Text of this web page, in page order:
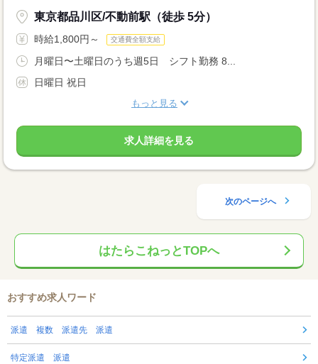
東京都品川区/不動前駅（徒歩 5分）
時給1,800円～ 交通費全額支給
月曜日〜土曜日のうち週5日 シフト勤務 8...
日曜日 祝日
もっと見る
求人詳細を見る
次のページへ
はたらこねっとTOPへ
おすすめ求人ワード
派遣 複数 派遣先 派遣
特定派遣 派遣